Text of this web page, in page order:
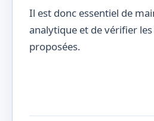
Il est donc essentiel de
analytique et de vérifier
proposées.